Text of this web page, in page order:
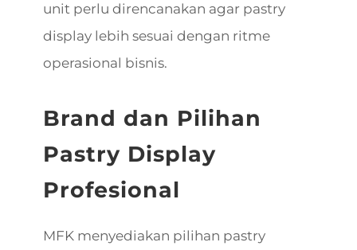
unit perlu direncanakan agar pastry
display lebih sesuai dengan ritme
operasional bisnis.
Brand dan Pilihan
Pastry Display
Profesional
MFK menyediakan pilihan pastry